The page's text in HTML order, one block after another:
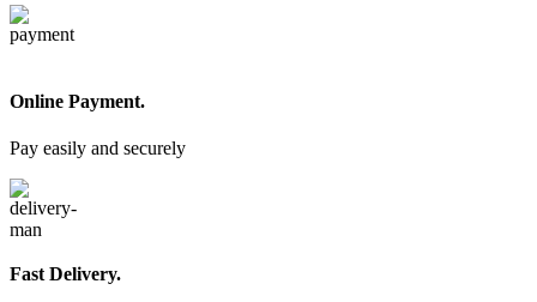
Online Payment.
Pay easily and securely
Fast Delivery.